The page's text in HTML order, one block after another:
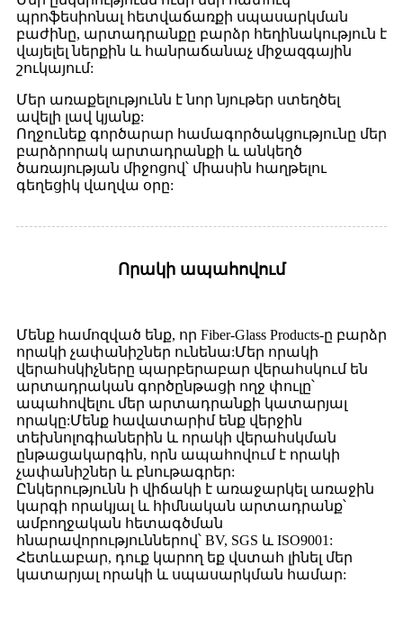
պրոֆեսիոնալ հետվաճառքի սպասարկման
բաժինը, արտադրանքը բարձր հեղինակություն է
վայելել ներքին և հանրաճանաչ միջազգային
շուկայում:
Մեր առաքելությունն է նոր նյութեր ստեղծել
ավելի լավ կյանք:
Ողջունեք գործարար համագործակցությունը մեր
բարձրորակ արտադրանքի և անկեղծ
ծառայության միջոցով՝ միասին հաղթելու
գեղեցիկ վաղվա օրը:
Որակի ապահովում
Մենք համոզված ենք, որ Fiber-Glass Products-ը բարձր
որակի չափանիշներ ունենա:Մեր որակի
վերահսկիչները պարբերաբար վերահսկում են
արտադրական գործընթացի ողջ փուլը՝
ապահովելու մեր արտադրանքի կատարյալ
որակը:Մենք հավատարիմ ենք վերջին
տեխնոլոգիաներին և որակի վերահսկման
ընթացակարգին, որն ապահովում է որակի
չափանիշներ և բնութագրեր:
Ընկերությունն ի վիճակի է առաջարկել առաջին
կարգի որակյալ և հիմնական արտադրանք՝
ամբողջական հետագծման
հնարավորություններով՝ BV, SGS և ISO9001:
Հետևաբար, դուք կարող եք վստահ լինել մեր
կատարյալ որակի և սպասարկման համար: